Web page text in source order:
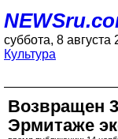
суббота, 8 августа
Культура
Возвращен
Эрмитаже